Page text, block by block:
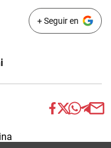
+ Seguir en